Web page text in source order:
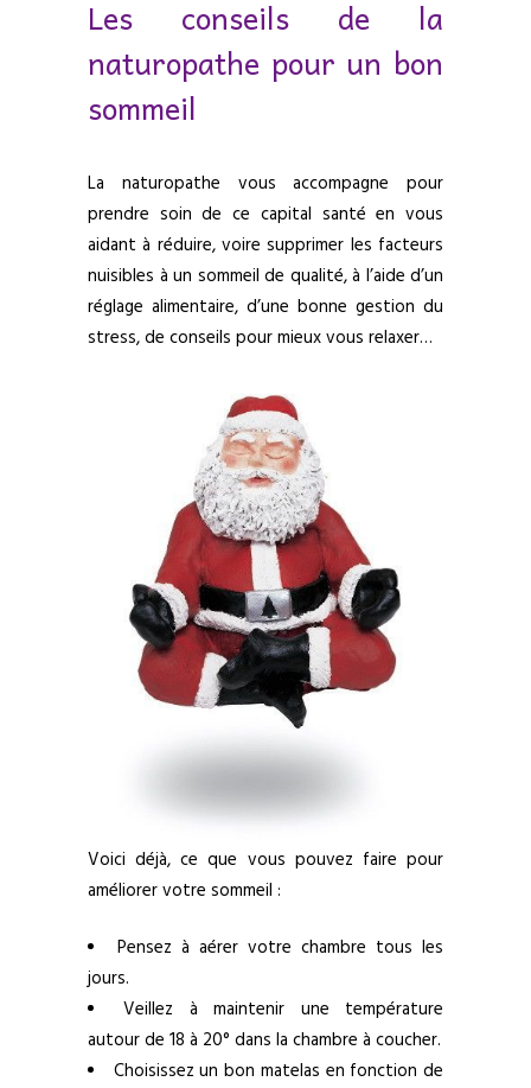
Les conseils de la
naturopathe pour un bon
sommeil
La naturopathe vous accompagne pour
prendre soin de ce capital santé en vous
aidant à réduire, voire supprimer les facteurs
nuisibles à un sommeil de qualité, à l’aide d’un
réglage alimentaire, d’une bonne gestion du
stress, de conseils pour mieux vous relaxer…
Voici déjà, ce que vous pouvez faire pour
améliorer votre sommeil :
Pensez à aérer votre chambre tous les
jours.
Veillez à maintenir une température
autour de 18 à 20° dans la chambre à coucher.
Choisissez un bon matelas en fonction de